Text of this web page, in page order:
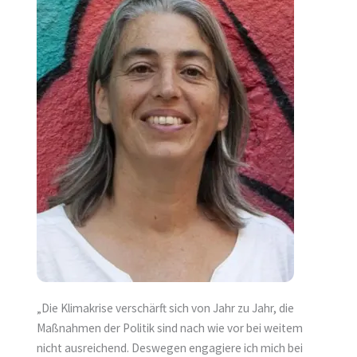
„Die Klimakrise verschärft sich von Jahr zu Jahr, die
Maßnahmen der Politik sind nach wie vor bei weitem
nicht ausreichend. Deswegen engagiere ich mich bei